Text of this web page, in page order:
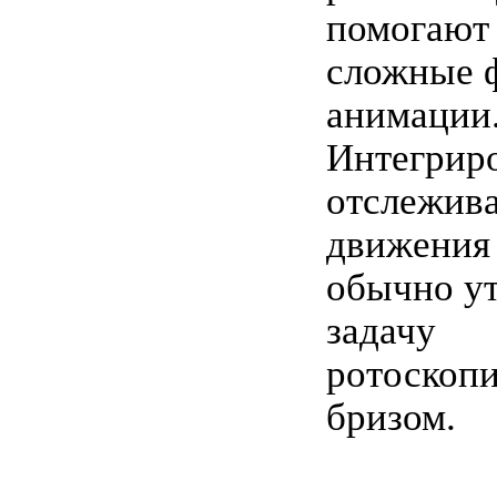
помогают
сложные
движения
обычно
задачу
бризом.